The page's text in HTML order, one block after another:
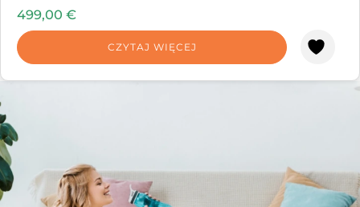
zalecana wymiana po 6 miesiącach.
Wkład węglowy - usuwanie chemikaliów - zalecana wymiana co
Membrana nanofiltracyjna (2 membrany o wydajności 250 GPD
każda - 960 l / dzień) - wymiana zalecana co 3 lata, w zależności
od jakości niefiltrowanej wody.
499,00 €
CZYTAJ WIĘCEJ